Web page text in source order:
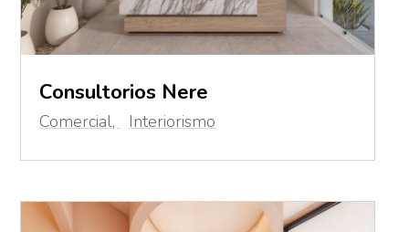
Consultorios Nere
Comercial, Interiorismo